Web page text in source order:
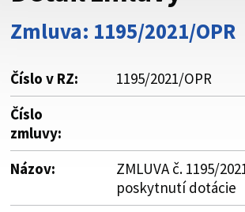
cez zabezpečenú webovú stránku.
vždy začína https:// pred názvom domény
Zmluva: 1195/2021/OPR
Číslo v RZ:
1195/2021/OPR
Číslo
zmluvy:
Názov:
ZMLUVA č. 1195/
poskytnutí dotácie